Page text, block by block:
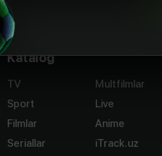
Katalog
TV
Sport
Filmlar
Seriallar
Multfilmlar
Live
Anime
iTrack.uz